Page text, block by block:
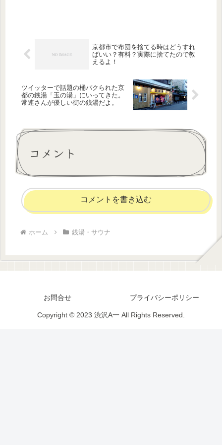
京都市で布団を捨てる時はどうすれ
ばいい？有料？実際に捨てたので教
えるよ！
ツイッターで話題の桶パクられた京
都の銭湯「玉の湯」にいってきた。
常連さんが優しい街の銭湯だよ。
コメント
コメントを書き込む
ホーム 銭湯・サウナ
お問合せ プライバシーポリシー
Copyright © 2023 渋沢A一 All Rights Reserved.